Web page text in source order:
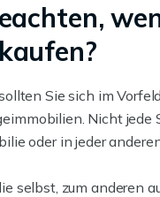
Sie sich im
Nicht jede
oder in jeder
selbst, zum anderen